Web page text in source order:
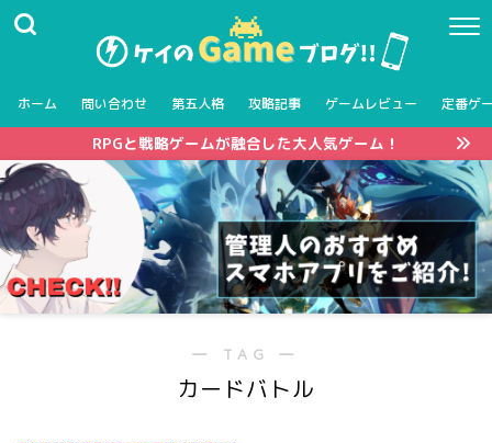
ホーム 問い合わせ 第五人格 攻略記事 ゲームレビュー 定番ゲ
RPGと戦略ゲームが融合した大人気ゲーム！
― TAG ―
カードバトル